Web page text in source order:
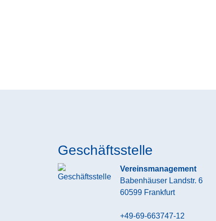
Geschäftsstelle
Vereinsmanagement
Babenhäuser Landstr. 6
60599 Frankfurt
+49-69-663747-12